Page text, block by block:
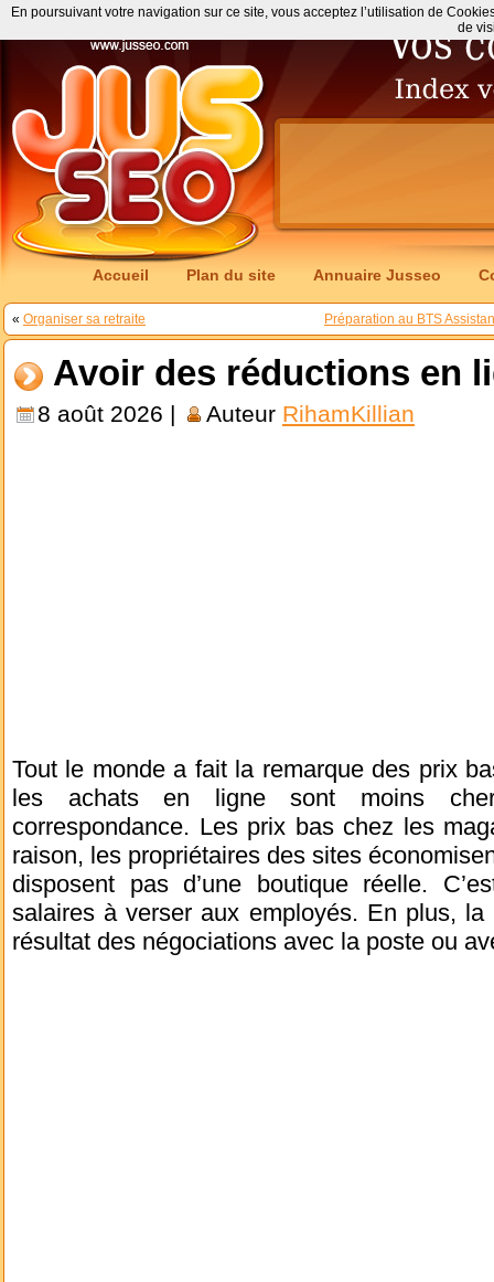
Accueil Plan du site Annuaire Jusseo
« Organiser sa retraite Préparation au BTS
Avoir des réductions en
8 août 2026 | Auteur RihamKillian
Tout le monde a fait la remarque des prix
les achats en ligne sont moins
correspondance. Les prix bas chez les
raison, les propriétaires des sites
disposent pas d’une boutique réelle.
salaires à verser aux employés. En plus,
résultat des négociations avec la poste ou
En poursuivant votre navigation sur ce site, vous acceptez l’utilisation de
de